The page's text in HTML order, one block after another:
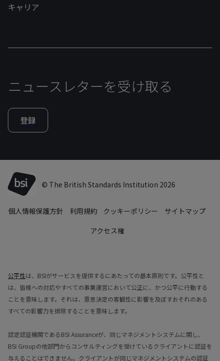
キャリア
ニュースレターを受け取る
登録
© The British Standards Institution 2026
個人情報保護方針 利用規約 クッキーポリシー
サイトマップ
アクセス権
公平性は、BSIがサービスを提供するにあたっての基本原則です。公平性と
は、皆様への対応やすべての事業運営において公正に、かつ公平に行動する
ことを意味します。それは、意思決定の客観性に影響を及ぼすおそれのある
すべての影響力を排除することを意味します。
認定認証機関であるBSI Assuranceが、同じマネジメントシステムに関し、
BSI Groupの他部門からコンサルティングを受けているクライアントに認証を
与えることはできません。クライアントが同じマネジメントシステムの認証